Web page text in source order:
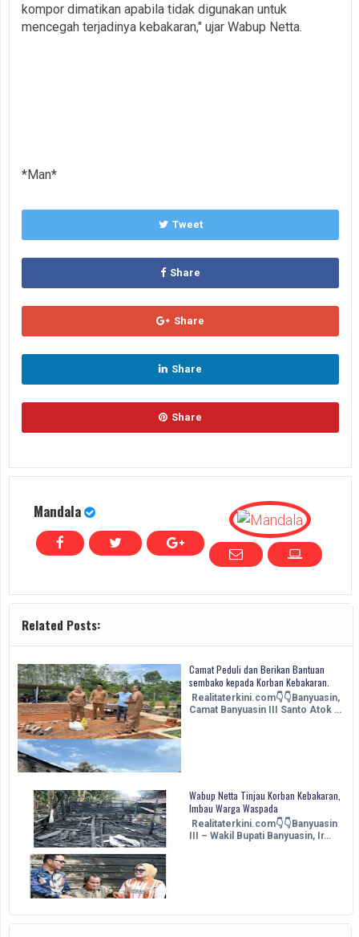
kompor dimatikan apabila tidak digunakan untuk
mencegah terjadinya kebakaran," ujar Wabup Netta.
*Man*
Tweet
Share
Share
Share
Share
Mandala
Related Posts:
Camat Peduli dan Berikan Bantuan
sembako kepada Korban Kebakaran.
Realitaterkini.com👇👇Banyuasin,
Camat Banyuasin III Santo Atok …
Wabup Netta Tinjau Korban Kebakaran,
Imbau Warga Waspada
Realitaterkini.com👇👇Banyuasin
III – Wakil Bupati Banyuasin, Ir…